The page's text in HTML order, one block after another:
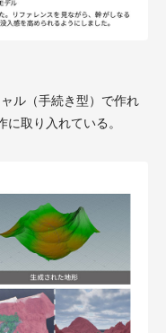
ル（手続き型）で作れ
取り入れている。